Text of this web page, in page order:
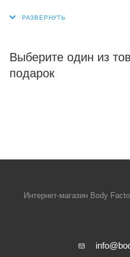
Выберите один из
подарок
Интернет-магазин Body